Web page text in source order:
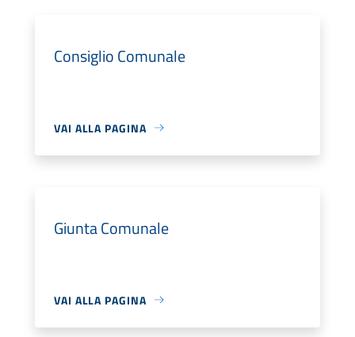
Consiglio Comunale
VAI ALLA PAGINA
Giunta Comunale
VAI ALLA PAGINA